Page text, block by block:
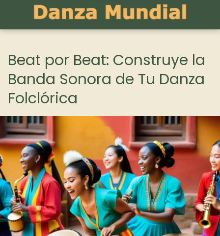
Beat por Beat: Construye la
Banda Sonora de Tu Danza
Folclórica